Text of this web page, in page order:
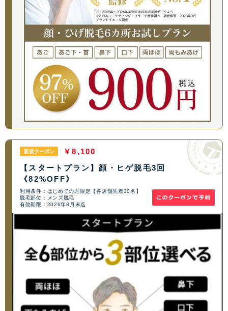
新規クーポン
￥8,100
【スタートプラン】顔・ヒゲ脱毛3回
《82%OFF》
利用条件：はじめての方限定【各店舗先着30名】
脱毛部位：メンズ脱毛
有効期限：2026年8月末迄